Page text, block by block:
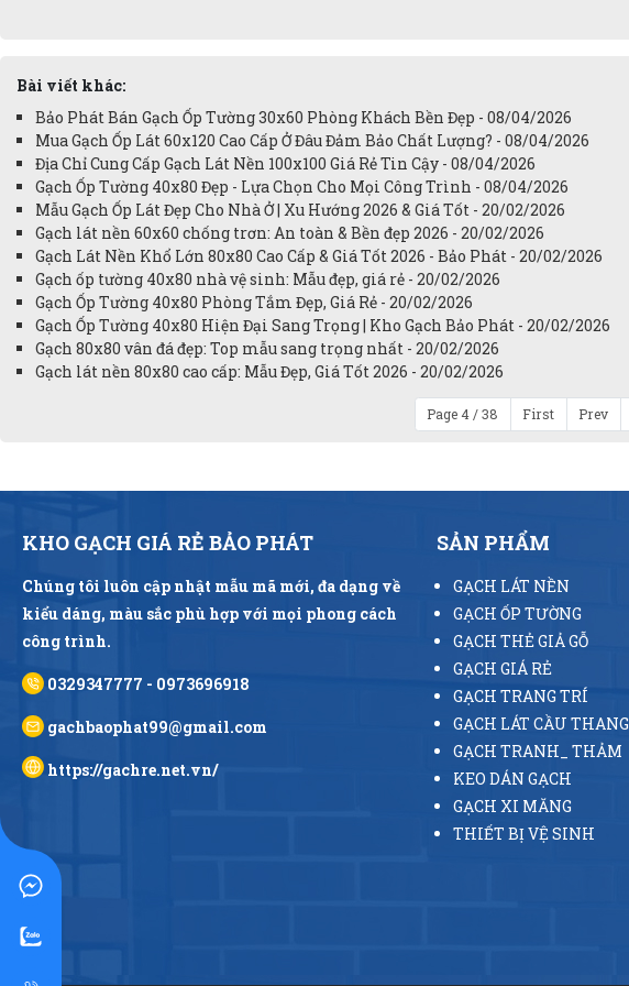
Bài viết khác:
Bảo Phát Bán Gạch Ốp Tường 30x60 Phòng Khách Bền Đẹp - 08/04/2026
Mua Gạch Ốp Lát 60x120 Cao Cấp Ở Đâu Đảm Bảo Chất Lượng? - 08/04/2026
Địa Chỉ Cung Cấp Gạch Lát Nền 100x100 Giá Rẻ Tin Cậy - 08/04/2026
Gạch Ốp Tường 40x80 Đẹp - Lựa Chọn Cho Mọi Công Trình - 08/04/2026
Mẫu Gạch Ốp Lát Đẹp Cho Nhà Ở | Xu Hướng 2026 & Giá Tốt - 20/02/2026
Gạch lát nền 60x60 chống trơn: An toàn & Bền đẹp 2026 - 20/02/2026
Gạch Lát Nền Khổ Lớn 80x80 Cao Cấp & Giá Tốt 2026 - Bảo Phát - 20/02/2026
Gạch ốp tường 40x80 nhà vệ sinh: Mẫu đẹp, giá rẻ - 20/02/2026
Gạch Ốp Tường 40x80 Phòng Tắm Đẹp, Giá Rẻ - 20/02/2026
Gạch Ốp Tường 40x80 Hiện Đại Sang Trọng | Kho Gạch Bảo Phát - 20/02/2026
Gạch 80x80 vân đá đẹp: Top mẫu sang trọng nhất - 20/02/2026
Gạch lát nền 80x80 cao cấp: Mẫu Đẹp, Giá Tốt 2026 - 20/02/2026
Page 4 / 38 First Prev
KHO GẠCH GIÁ RẺ BẢO PHÁT
Chúng tôi luôn cập nhật mẫu mã mới, đa dạng về
kiểu dáng, màu sắc phù hợp với mọi phong cách
công trình.
0329347777 - 0973696918
gachbaophat99@gmail.com
https://gachre.net.vn/
SẢN PHẨM
GẠCH LÁT NỀN
GẠCH ỐP TƯỜNG
GẠCH THẺ GIẢ GỖ
GẠCH GIÁ RẺ
GẠCH TRANG TRÍ
GẠCH LÁT CẦU THANG
GẠCH TRANH_ THẢM
KEO DÁN GẠCH
GẠCH XI MĂNG
THIẾT BỊ VỆ SINH